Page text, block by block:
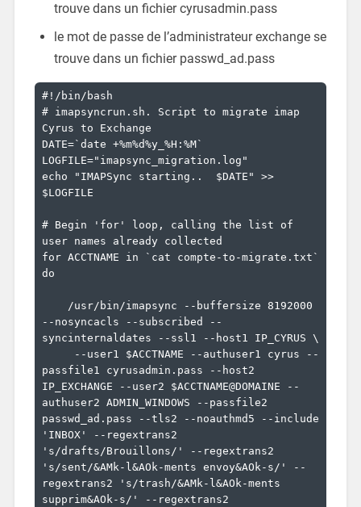
trouve dans un fichier cyrusadmin.pass
le mot de passe de l’administrateur exchange se
trouve dans un fichier passwd_ad.pass
#!/bin/bash
# imapsyncrun.sh. Script to migrate imap
Cyrus to Exchange
DATE=`date +%m%d%y_%H:%M`
LOGFILE="imapsync_migration.log"
echo "IMAPSync starting..  $DATE" >>
$LOGFILE
# Begin 'for' loop, calling the list of
user names already collected
for ACCTNAME in `cat compte-to-migrate.txt`
do
--nosyncacls --subscribed --
syncinternaldates --ssl1 --host1 IP_CYRUS \
passfile1 cyrusadmin.pass --host2
IP_EXCHANGE --user2 $ACCTNAME@DOMAINE --
authuser2 ADMIN_WINDOWS --passfile2
passwd_ad.pass --tls2 --noauthmd5 --include
'INBOX' --regextrans2
's/drafts/Brouillons/' --regextrans2
's/sent/&AMk-l&AOk-ments envoy&AOk-s/' --
regextrans2 's/trash/&AMk-l&AOk-ments
supprim&AOk-s/' --regextrans2